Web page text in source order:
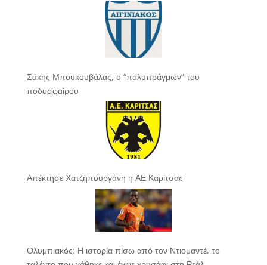
Σάκης Μπουκουβάλας, ο “πολυπράγμων” του
ποδοσφαίρου
Απέκτησε Χατζηπουργάνη η ΑΕ Καρίτσας
Ολυμπιακός: Η ιστορία πίσω από τον Ντιομαντέ, το